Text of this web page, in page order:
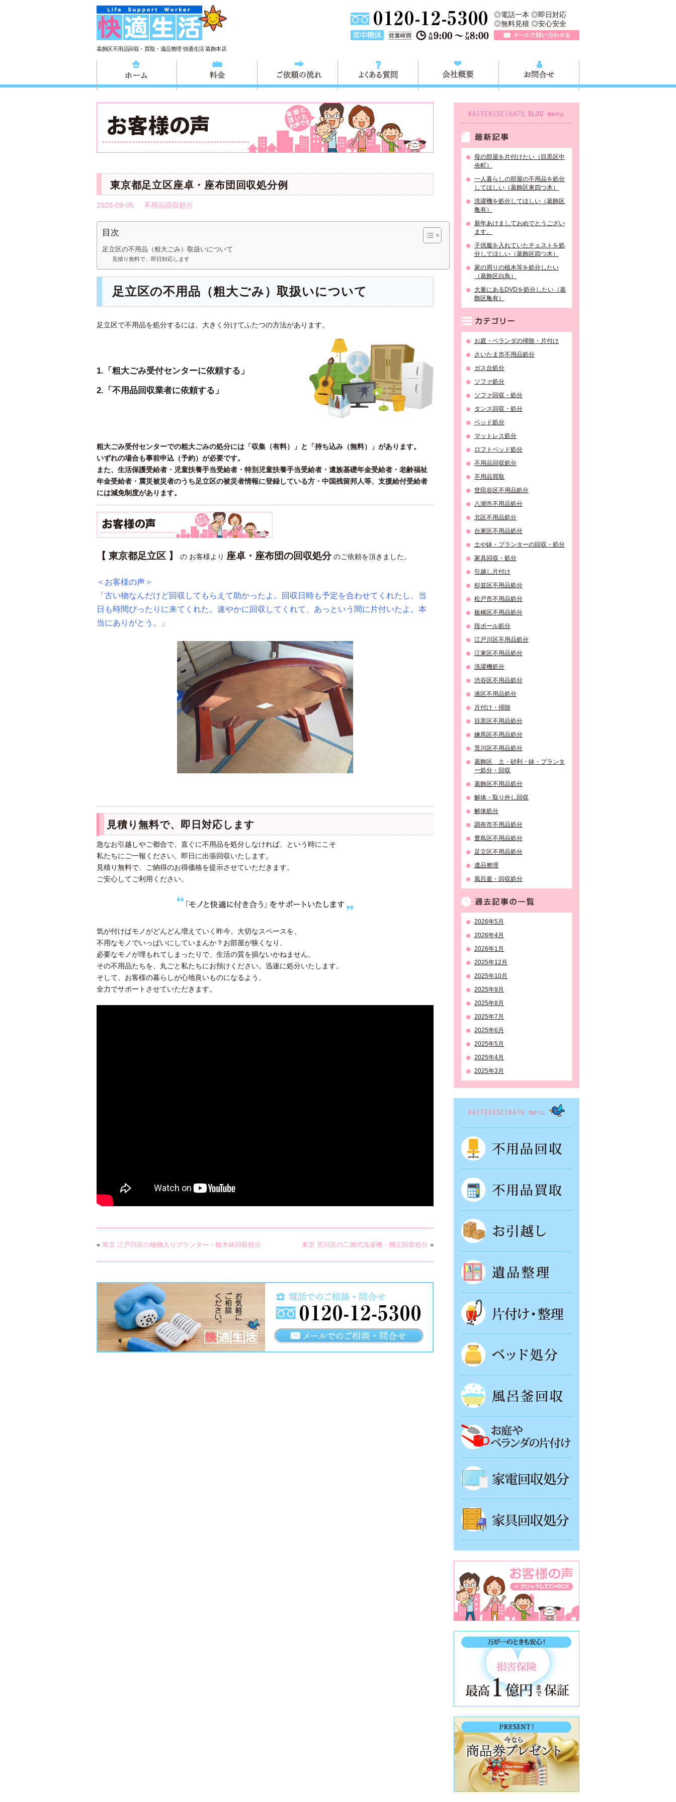
葛飾区不用品回収・買取・遺品整理 快適生活 葛飾本店
TEL 0120-757-161（年中無休）営業時間AM9:00～
◎電話一本 ◎即日対応
◎無料見積 ◎安心安全
ご依頼の流れ よくある質問
東京都足立区座卓・座布団回収処分例
2020-09-05 不用品回収処分
目次
足立区の不用品（粗大ごみ）取扱いについて
見積り無料で、即日対応します
足立区の不用品（粗大ごみ）取扱いについて
足立区で不用品を処分するには、大きく分けてふたつの方法があります。
1.「粗大ごみ受付センターに依頼する」
2.「不用品回収業者に依頼する」
粗大ごみ受付センターでの粗大ごみの処分には「収集（有料）」と「持ち込み（無料）」があります。
いずれの場合も事前申込（予約）が必要です。
また、生活保護受給者・児童扶養手当受給者・特別児童扶養手当受給者・遺族基礎年金受給者・老齢福祉
年金受給者・震災被災者のうち足立区の被災者情報に登録している方・中国残留邦人等、支援給付受給者
には減免制度があります。
【 東京都足立区 】 の お客様より 座卓・座布団の回収処分のご依頼を頂きました。
＜お客様の声＞
「古い物なんだけど回収してもらえて助かったよ。回収日時も予定を合わせてくれたし、当
日も時間ぴったりに来てくれた。速やかに回収してくれて、あっという間に片付いたよ。本
当にありがとう。」
見積り無料で、即日対応します
急なお引越しやご都合で、直ぐに不用品を処分しなければ、という時にこそ
私たちにご一報ください。即日に出張回収いたします。
見積り無料で、ご納得のお得価格を提示させていただきます。
ご安心してご利用ください。
気が付けばモノがどんどん増えていく昨今。大切なスペースを、
不用なモノでいっぱいにしていまんか？お部屋が狭くなり、
必要なモノが埋もれてしまったりで、生活の質を損ないかねません。
その不用品たちを、丸ごと私たちにお預けください。迅速に処分いたします。
そして、お客様の暮らしが心地良いものになるよう、
全力でサポートさせていただきます。
« 東京 江戸川区の植物入りプランター・植木鉢回収処分 東京 荒川区の二層式洗濯機・脚立回収処分 »
母の部屋を片付けたい（目黒区中
央町）
一人暮らしの部屋の不用品を処分
してほしい（葛飾区東四つ木）
洗濯機を処分してほしい（葛飾区
亀有）
新年あけましておめでとうござい
ます。
子供服を入れていたチェストを処
分してほしい（葛飾区四つ木）
家の周りの植木等を処分したい
（葛飾区白鳥）
大量にあるDVDを処分したい（葛
飾区亀有）
お庭・ベランダの掃除・片付け
さいたま市不用品処分
ガス台処分
ソファ処分
ソファ回収・処分
タンス回収・処分
ベッド処分
マットレス処分
ロフトベッド処分
不用品回収処分
不用品買取
世田谷区不用品処分
八潮市不用品処分
北区不用品処分
台東区不用品処分
土や鉢・プランターの回収・処分
家具回収・処分
引越し片付け
杉並区不用品処分
松戸市不用品処分
板橋区不用品処分
段ボール処分
江戸川区不用品処分
江東区不用品処分
洗濯機処分
渋谷区不用品処分
港区不用品処分
片付け・掃除
目黒区不用品処分
練馬区不用品処分
荒川区不用品処分
葛飾区 土・砂利・鉢・プランタ
ー処分・回収
葛飾区不用品処分
解体・取り外し回収
解体処分
調布市不用品処分
豊島区不用品処分
足立区不用品処分
遺品整理
風呂釜・回収処分
2026年5月
2026年4月
2026年1月
2025年12月
2025年10月
2025年9月
2025年8月
2025年7月
2025年6月
2025年5月
2025年4月
2025年3月